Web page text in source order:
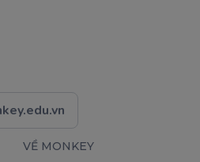
VỀ MONKEY